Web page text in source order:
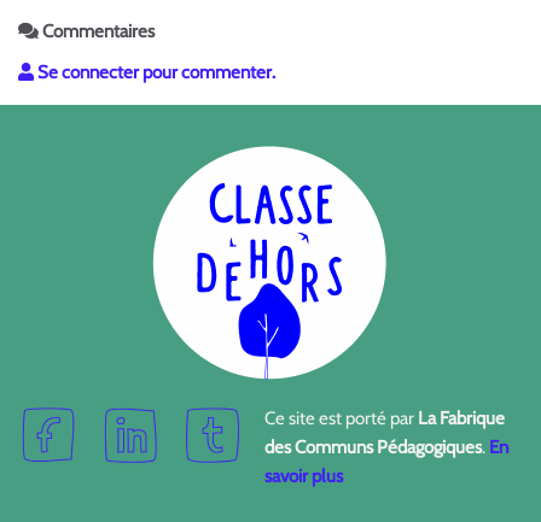
Commentaires
Se connecter pour commenter.
Ce site est porté par La Fabrique
des Communs Pédagogiques. En
savoir plus